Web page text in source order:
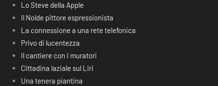
Lo Steve della Apple
Il Nolde pittore espressionista
La connessione a una rete telefonica
Privo di lucentezza
Il cantiere con i muratori
Cittadina laziale sul Liri
Una tenera piantina